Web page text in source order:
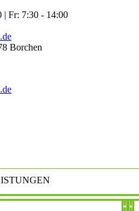
| Fr: 7:30 - 14:00
Borchen